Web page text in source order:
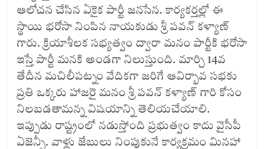
ఆలోచన చేసిన ఏకైక పార్టీ జనసేన. కార్యకర్తల్లో ఈ
స్థాయి భరోసా నింపిన నాయకుడు శ్రీ పవన్ కళ్యాణ్
గారు. క్రియాశీలక సభ్యత్వం ద్వారా మనం పార్టీకి భరోసా
ఇస్తే పార్టీ మనకి అండగా నిలుస్తుంది. మార్చి 14వ
తేదీన మచిలీపట్నం వేదికగా జరిగే ఆవిర్భావ సభకు
ప్రతి ఒక్కరు హాజరై మనం శ్రీ పవన్ కళ్యాణ్ గారి కోసం
నిలబడతామన్న విషయాన్ని తెలియచేయాలి.
ఇప్పుడు రాష్ట్రంలో నడుస్తోంది ప్రభుత్వం కాదు వైసీపీ
ఏజెన్సీ. వాళ్లు జేబులు నింపుకునే కార్యక్రమం మినహా